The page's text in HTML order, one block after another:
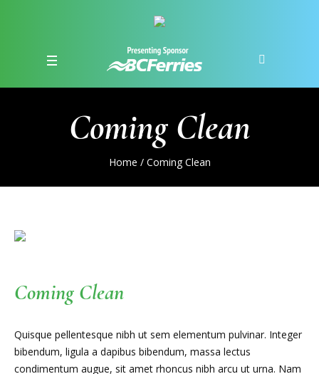
Coming Clean
Home / Coming Clean
Coming Clean
Quisque pellentesque nibh ut sem elementum pulvinar. Integer
bibendum, ligula a dapibus bibendum, massa lectus
condimentum augue, sit amet rhoncus nibh arcu ut urna. Nam